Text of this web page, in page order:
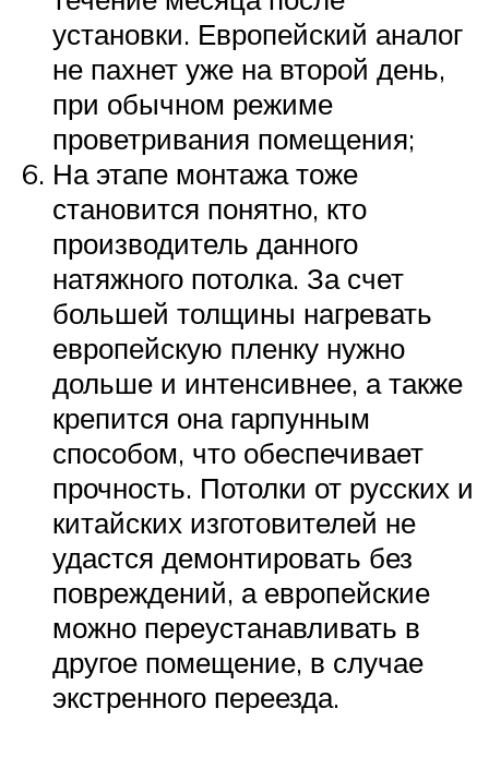
установки. Европейский аналог
не пахнет уже на второй день,
при обычном режиме
проветривания помещения;
На этапе монтажа тоже
становится понятно, кто
производитель данного
натяжного потолка. За счет
большей толщины нагревать
европейскую пленку нужно
дольше и интенсивнее, а также
крепится она гарпунным
способом, что обеспечивает
прочность. Потолки от русских и
китайских изготовителей не
удастся демонтировать без
повреждений, а европейские
можно переустанавливать в
другое помещение, в случае
экстренного переезда.